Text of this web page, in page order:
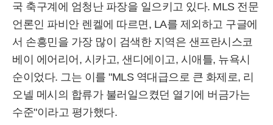
국 축구계에 엄청난 파장을 일으키고 있다. MLS 전문
언론인 파비안 렌켈에 따르면, LA를 제외하고 구글에
서 손흥민을 가장 많이 검색한 지역은 샌프란시스코
베이 에어리어, 시카고, 샌디에이고, 시애틀, 뉴욕시
순이었다. 그는 이를 "MLS 역대급으로 큰 화제로, 리
오넬 메시의 합류가 불러일으켰던 열기에 버금가는
수준"이라고 평가했다.